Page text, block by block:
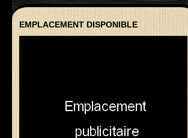
EMPLACEMENT DISPONIBLE